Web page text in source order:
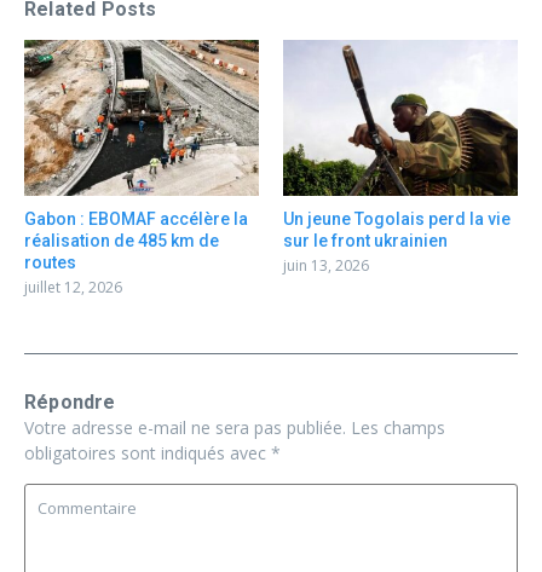
Related Posts
Gabon : EBOMAF accélère la
réalisation de 485 km de
routes
juillet 12, 2026
Un jeune Togolais perd la vie
sur le front ukrainien
juin 13, 2026
Répondre
Votre adresse e-mail ne sera pas publiée. Les champs
obligatoires sont indiqués avec *